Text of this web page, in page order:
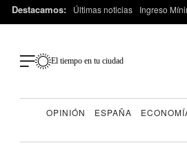
Destacamos: Últimas noticias Ingreso
El tiempo en tu ciudad
OPINIÓN ESPAÑA